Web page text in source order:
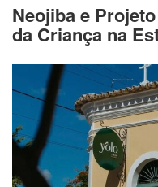
Neojiba e
da Criança na